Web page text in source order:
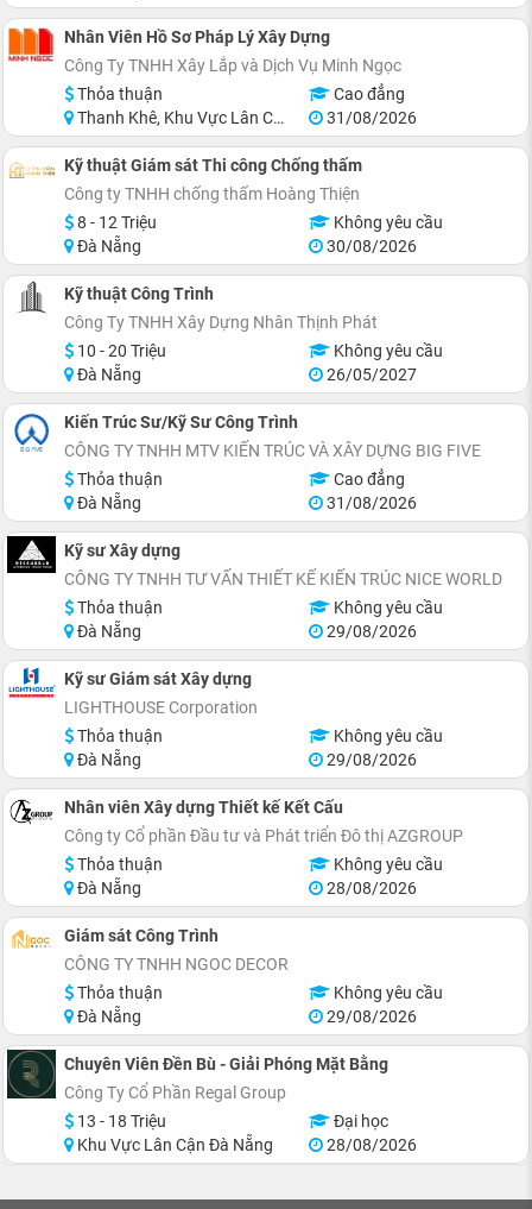
Nhân Viên Hồ Sơ Pháp Lý Xây Dựng
Công Ty TNHH Xây Lắp và Dịch Vụ Minh Ngọc
Thỏa thuận
Cao đẳng
Thanh Khê, Khu Vực Lân Cận Đà Nẵng
31/08/2026
Kỹ thuật Giám sát Thi công Chống thấm
Công ty TNHH chống thấm Hoàng Thiện
8 - 12 Triệu
Không yêu cầu
Đà Nẵng
30/08/2026
Kỹ thuật Công Trình
Công Ty TNHH Xây Dựng Nhân Thịnh Phát
10 - 20 Triệu
Không yêu cầu
Đà Nẵng
26/05/2027
Kiến Trúc Sư/Kỹ Sư Công Trình
CÔNG TY TNHH MTV KIẾN TRÚC VÀ XÂY DỰNG BIG FIVE
Thỏa thuận
Cao đẳng
Đà Nẵng
31/08/2026
Kỹ sư Xây dựng
CÔNG TY TNHH TƯ VẤN THIẾT KẾ KIẾN TRÚC NICE WORLD
Thỏa thuận
Không yêu cầu
Đà Nẵng
29/08/2026
Kỹ sư Giám sát Xây dựng
LIGHTHOUSE Corporation
Thỏa thuận
Không yêu cầu
Đà Nẵng
29/08/2026
Nhân viên Xây dựng Thiết kế Kết Cấu
Công ty Cổ phần Đầu tư và Phát triển Đô thị AZGROUP
Thỏa thuận
Không yêu cầu
Đà Nẵng
28/08/2026
Giám sát Công Trình
CÔNG TY TNHH NGOC DECOR
Thỏa thuận
Không yêu cầu
Đà Nẵng
29/08/2026
Chuyên Viên Đền Bù - Giải Phóng Mặt Bằng
Công Ty Cổ Phần Regal Group
13 - 18 Triệu
Đại học
Khu Vực Lân Cận Đà Nẵng
28/08/2026